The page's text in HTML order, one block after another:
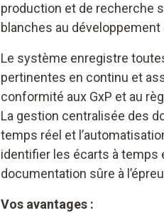
production et de recherche
blanches au
Le système enregistre
pertinentes en continu et
conformité aux GxP et au
La gestion centralisée des
temps réel et
identifier les écarts à temps
documentation sûre à
Vos avantages :